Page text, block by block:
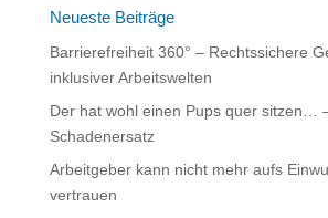
Neueste Beiträge
Barrierefreiheit 360° – Rechtssichere
inklusiver Arbeitswelten
Der hat wohl einen Pups quer sitzen…
Schadenersatz
Arbeitgeber kann nicht mehr aufs
vertrauen